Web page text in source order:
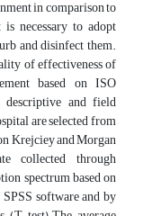
in comparison to
necessary to adopt
and disinfect them.
of effectiveness of
based on ISO
descriptive and field
are selected from
Krejciey and Morgan
collected through
spectrum based on
software and by